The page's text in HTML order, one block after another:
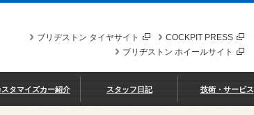
COCKPIT PRESS
ブリヂストン タイヤサイト
ブリヂストン ホイールサイト
スタマイズカー紹介 スタッフ日記 技術・サービス